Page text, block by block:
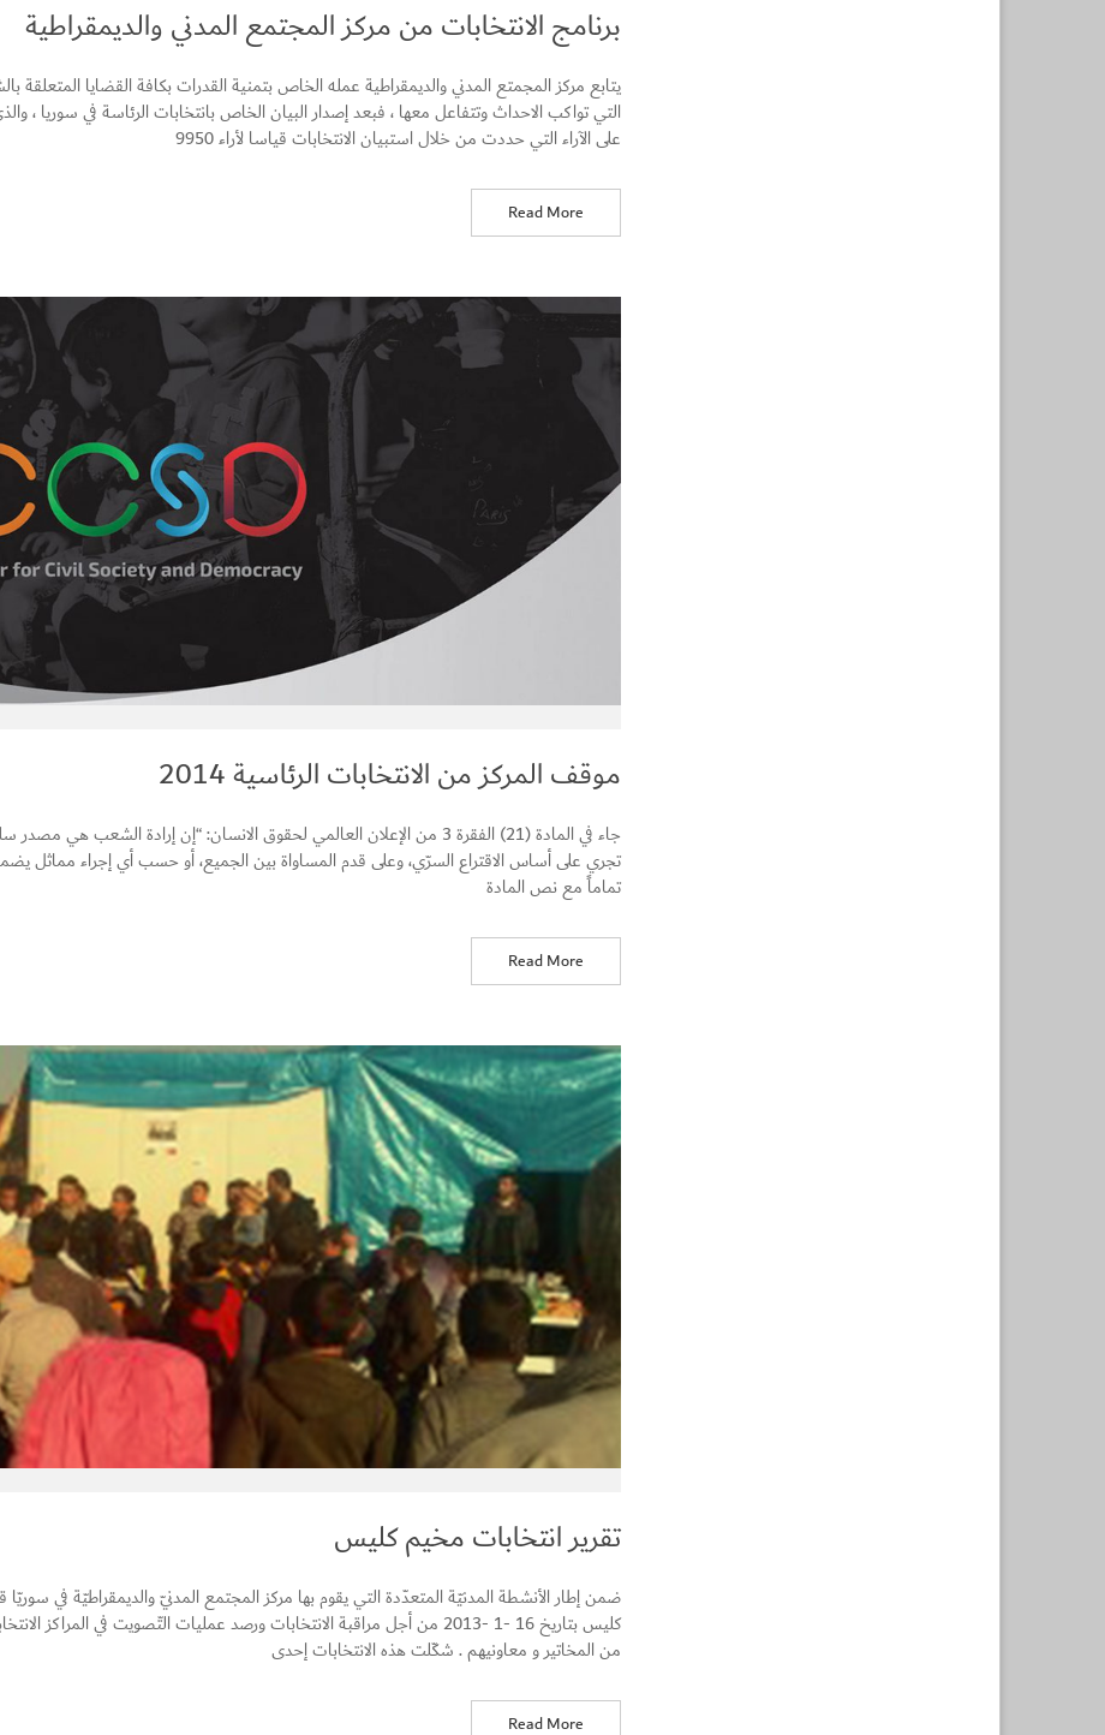
برنامج الانتخابات من مركز المجتمع المدني والديمقراطية
يتابع مركز المجمتع المدني والديمقراطية عمله الخاص بتمنية القدرات بكافة القضايا
التي تواكب الاحداث وتتفاعل معها ، فبعد إصدار البيان الخاص بانتخابات الرئاسة في سوريا ،
على الآراء التي حددت من خلال استبيان الانتخابات قياسا لأراء 9950
Read More
موقف المركز من الانتخابات الرئاسية 2014
جاء في المادة (21) الفقرة 3 من الإعلان العالمي لحقوق الانسان: “إن إرادة
تجري على أساس الاقتراع السرّي، وعلى قدم المساواة بين الجميع، أو حسب أي إجراء مماثل
تماماً مع نص المادة
Read More
تقرير انتخابات مخيم كليس
كليس بتاريخ 16 -1 -2013 من أجل مراقبة الانتخابات ورصد عمليات التّصويت في
من المخاتير و معاونيهم . شكّلت هذه الانتخابات إحدى
Read More